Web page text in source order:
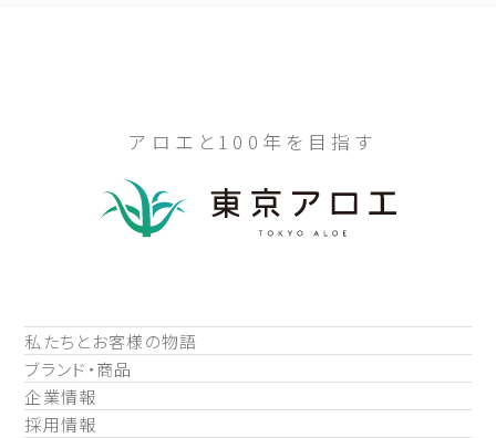
アロエと100年を目指す
私たちとお客様の物語
ブランド・商品
企業情報
採用情報